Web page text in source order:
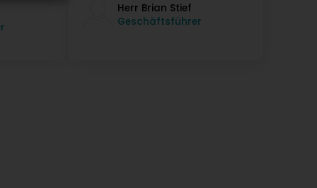
Herr Brian Stief
Geschäftsführer